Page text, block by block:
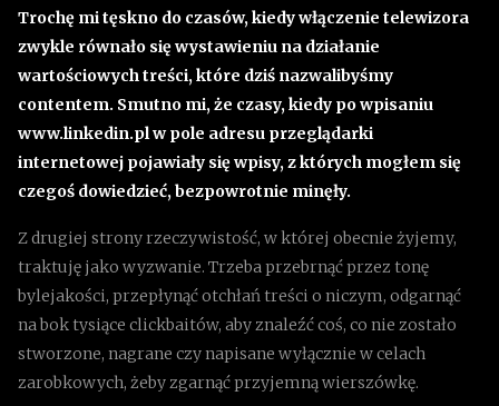
Trochę mi tęskno do czasów, kiedy włączenie telewizora
zwykle równało się wystawieniu na działanie
wartościowych treści, które dziś nazwalibyśmy
contentem. Smutno mi, że czasy, kiedy po wpisaniu
www.linkedin.pl w pole adresu przeglądarki
internetowej pojawiały się wpisy, z których mogłem się
czegoś dowiedzieć, bezpowrotnie minęły.
Z drugiej strony rzeczywistość, w której obecnie żyjemy,
traktuję jako wyzwanie. Trzeba przebrnąć przez tonę
bylejakości, przepłynąć otchłań treści o niczym, odgarnąć
na bok tysiące clickbaitów, aby znaleźć coś, co nie zostało
stworzone, nagrane czy napisane wyłącznie w celach
zarobkowych, żeby zgarnąć przyjemną wierszówkę.